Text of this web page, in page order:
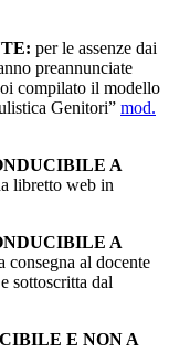
per le assenze dai
preannunciate
compilato il modello
Genitori” mod.
A
libretto web in
A
consegna al docente
sottoscritta dal
E NON A